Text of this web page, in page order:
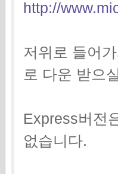
http://
저위로 들어
로 다운 받으
Express버전
없습니다.